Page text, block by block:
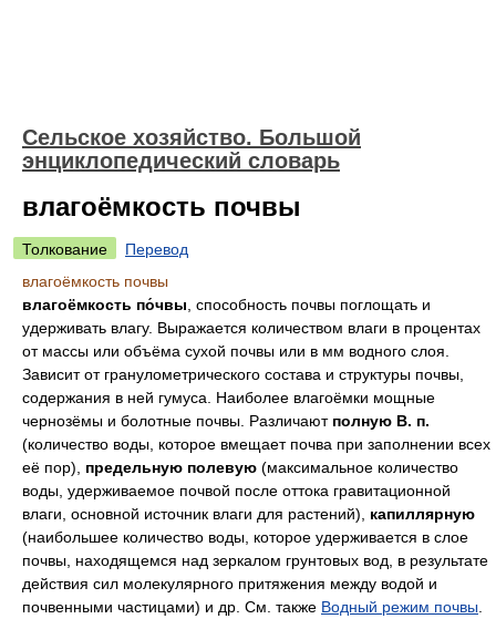
Сельское хозяйство. Большой
энциклопедический словарь
влагоёмкость почвы
Толкование
Перевод
влагоёмкость почвы
влагоёмкость по́чвы , способность почвы поглощать и
удерживать влагу. Выражается количеством влаги в процентах
от массы или объёма сухой почвы или в мм водного слоя.
Зависит от гранулометрического состава и структуры почвы,
содержания в ней гумуса. Наиболее влагоёмки мощные
чернозёмы и болотные почвы. Различают полную В. п.
(количество воды, которое вмещает почва при заполнении всех
её пор), предельную полевую (максимальное количество
воды, удерживаемое почвой после оттока гравитационной
влаги, основной источник влаги для растений), капиллярную
(наибольшее количество воды, которое удерживается в слое
почвы, находящемся над зеркалом грунтовых вод, в результате
действия сил молекулярного притяжения между водой и
почвенными частицами) и др. См. также Водный режим почвы